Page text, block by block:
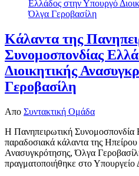
Κάλαντα της
Συνομοσπονδίας
Διοικητικής
Γεροβασίλη
Απο Συντακτική Ομάδα
Η Πανηπειρωτική Συνομοσπονδία
παραδοσιακά κάλαντα της
Ανασυγκρότησης, Όλγα
πραγματοποιήθηκε στο Υπουργείο